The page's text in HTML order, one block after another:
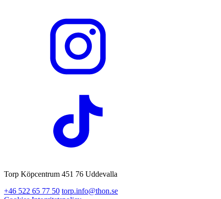
Torp Köpcentrum 451 76 Uddevalla
+46 522 65 77 50 torp.info@thon.se